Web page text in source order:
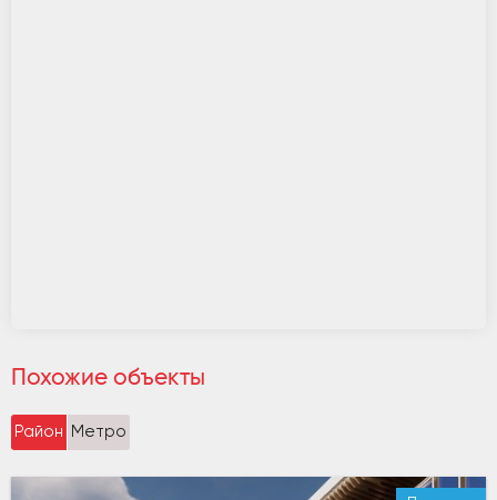
Похожие объекты
Район Метро